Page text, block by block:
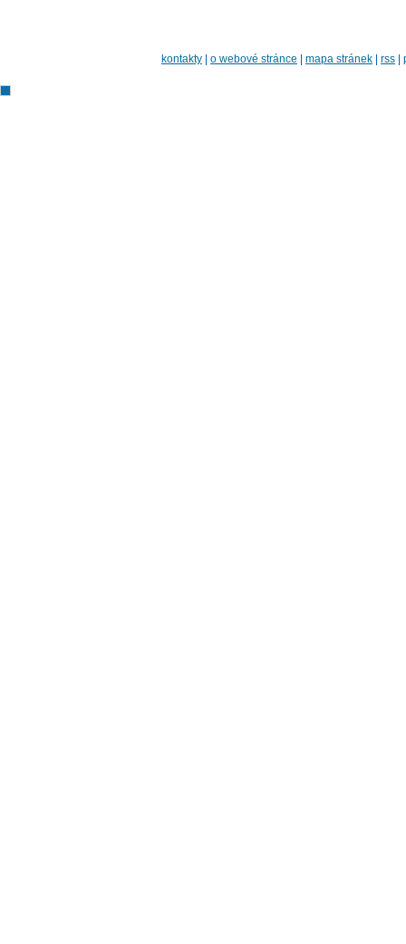
kontakty o webové stránce mapa stránek rss